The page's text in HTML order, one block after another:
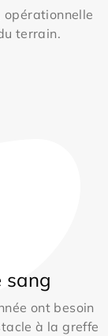
opérationnelle
terrain.
sang
ont besoin
à la greffe